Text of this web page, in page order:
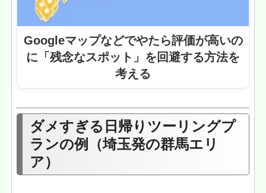
Googleマップなどでやたら評価が高いの
に「残念なスポット」を回避する方法を
考える
ダメすぎる日帰りツーリングプ
ランの例（埼玉発の群馬エリ
ア）